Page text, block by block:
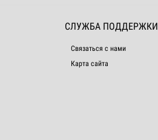
СЛУЖБА ПОДДЕРЖКИ
Связаться с нами
Карта сайта